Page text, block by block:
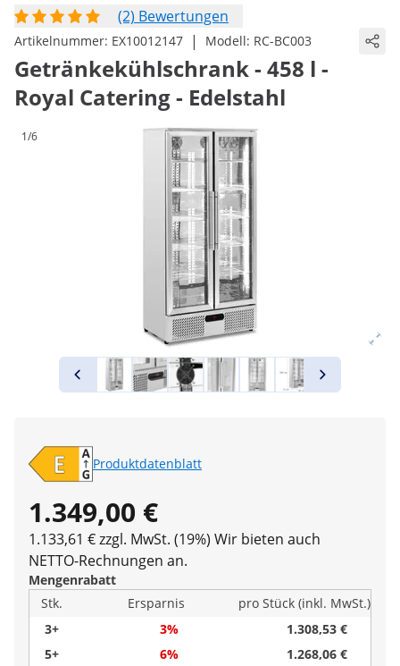
(2) Bewertungen
Artikelnummer: EX10012147 | Modell: RC-BC003
Getränkekühlschrank - 458 l -
Royal Catering - Edelstahl
1/6
Produktdatenblatt
1.349,00 €
1.133,61 € zzgl. MwSt. (19%) Wir bieten auch
NETTO-Rechnungen an.
Mengenrabatt
Stk.
Ersparnis
pro Stück (inkl. MwSt.)
3+
3%
1.308,53 €
5+
6%
1.268,06 €